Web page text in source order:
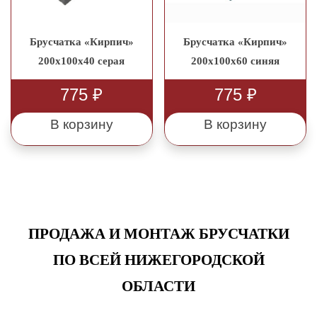
Брусчатка «Кирпич»
200x100x40 серая
775₽
В корзину
Брусчатка «Кирпич»
200x100x60 синяя
775 ₽
В корзину
ПРОДАЖА И МОНТАЖ БРУСЧАТКИ
ПО ВСЕЙ НИЖЕГОРОДСКОЙ
ОБЛАСТИ